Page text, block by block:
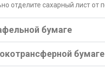
отделите сахарный лист от
бумаге
бумаге